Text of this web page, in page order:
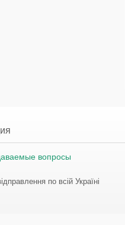
вопросы
по всій Україні